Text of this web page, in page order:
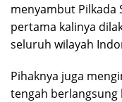
menyambut Pilkada
pertama kalinya
seluruh wilayah
Pihaknya juga
tengah